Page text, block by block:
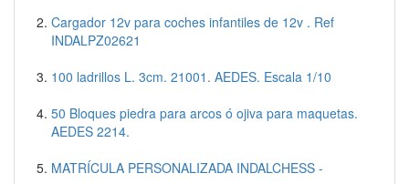
Cargador 12v para coches infantiles de 12v . Ref
INDALPZ02621
100 ladrillos L. 3cm. 21001. AEDES. Escala 1/10
50 Bloques piedra para arcos ó ojiva para maquetas.
AEDES 2214.
MATRÍCULA PERSONALIZADA INDALCHESS -